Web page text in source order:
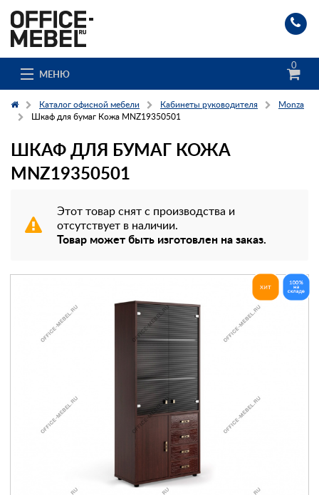
МЕНЮ
0
Каталог
О компании
Доставка и сборка
Гос. заказчикам
Клиенты
Заказ каталога
Контакты
Каталог офисной мебели Кабинеты руководителя
Monza
Шкаф для бумаг Кожа MNZ19350501
ШКАФ ДЛЯ БУМАГ КОЖА
MNZ19350501
Этот товар снят с производства и
отсутствует в наличии.
Товар может быть изготовлен на заказ.